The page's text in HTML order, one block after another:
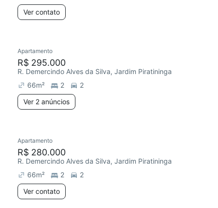
Ver contato
Redecorar
Apartamento
R$ 295.000
R. Demercindo Alves da Silva, Jardim Piratininga
66m² 2
2
Ver 2 anúncios
Redecorar
Apartamento
R$ 280.000
R. Demercindo Alves da Silva, Jardim Piratininga
66m² 2
2
Ver contato